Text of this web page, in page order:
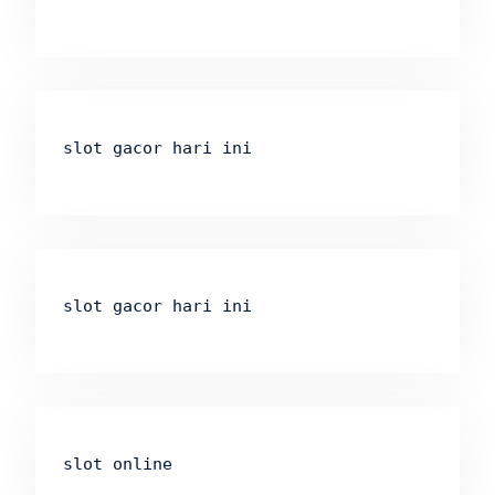
slot gacor hari ini
slot gacor hari ini
slot online